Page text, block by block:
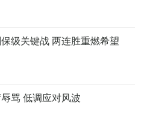
级关键战 两连胜重燃希望
骂 低调应对风波